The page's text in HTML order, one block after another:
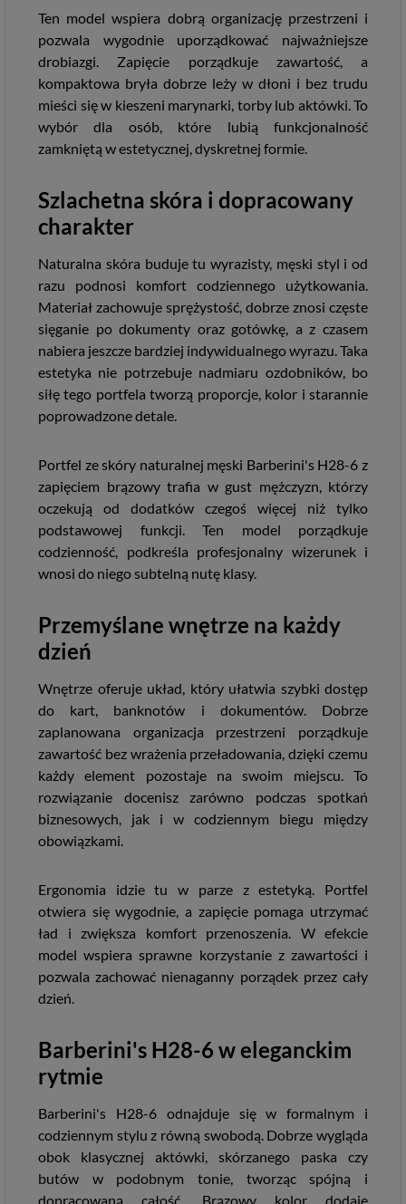
Ten model wspiera dobrą organizację przestrzeni i
pozwala wygodnie uporządkować najważniejsze
drobiazgi. Zapięcie porządkuje zawartość, a
kompaktowa bryła dobrze leży w dłoni i bez trudu
mieści się w kieszeni marynarki, torby lub aktówki. To
wybór dla osób, które lubią funkcjonalność
zamkniętą w estetycznej, dyskretnej formie.
Szlachetna skóra i dopracowany
charakter
Naturalna skóra buduje tu wyrazisty, męski styl i od
razu podnosi komfort codziennego użytkowania.
Materiał zachowuje sprężystość, dobrze znosi częste
sięganie po dokumenty oraz gotówkę, a z czasem
nabiera jeszcze bardziej indywidualnego wyrazu. Taka
estetyka nie potrzebuje nadmiaru ozdobników, bo
siłę tego portfela tworzą proporcje, kolor i starannie
poprowadzone detale.
Portfel ze skóry naturalnej męski Barberini's H28-6 z
zapięciem brązowy trafia w gust mężczyzn, którzy
oczekują od dodatków czegoś więcej niż tylko
podstawowej funkcji. Ten model porządkuje
codzienność, podkreśla profesjonalny wizerunek i
wnosi do niego subtelną nutę klasy.
Przemyślane wnętrze na każdy
dzień
Wnętrze oferuje układ, który ułatwia szybki dostęp
do kart, banknotów i dokumentów. Dobrze
zaplanowana organizacja przestrzeni porządkuje
zawartość bez wrażenia przeładowania, dzięki czemu
każdy element pozostaje na swoim miejscu. To
rozwiązanie docenisz zarówno podczas spotkań
biznesowych, jak i w codziennym biegu między
obowiązkami.
Ergonomia idzie tu w parze z estetyką. Portfel
otwiera się wygodnie, a zapięcie pomaga utrzymać
ład i zwiększa komfort przenoszenia. W efekcie
model wspiera sprawne korzystanie z zawartości i
pozwala zachować nienaganny porządek przez cały
dzień.
Barberini's H28-6 w eleganckim
rytmie
Barberini's H28-6 odnajduje się w formalnym i
codziennym stylu z równą swobodą. Dobrze wygląda
obok klasycznej aktówki, skórzanego paska czy
butów w podobnym tonie, tworząc spójną i
dopracowaną całość. Brązowy kolor dodaje